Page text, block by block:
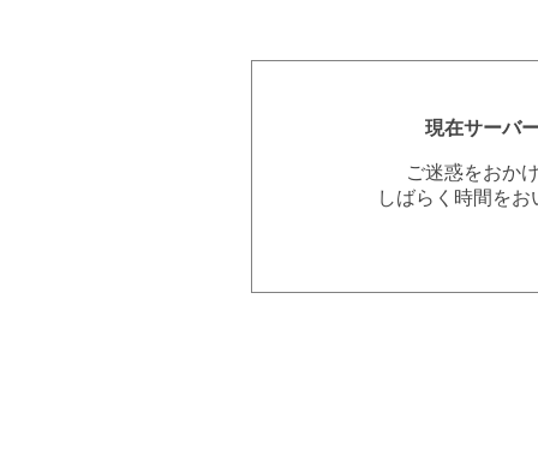
現在サーバ
ご迷惑をおか
しばらく時間を